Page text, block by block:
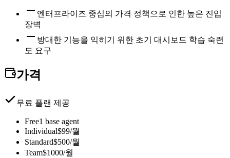
엔터프라이즈 중심의 가격 정책으로 인한 높은 진입
장벽
방대한 기능을 익히기 위한 초기 대시보드 학습 숙련
도 요구
가격
무료 플랜 제공
Free1 base agent
Individual$99/월
Standard$500/월
Team$1000/월